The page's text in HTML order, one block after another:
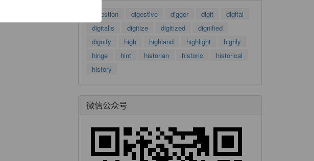
digestion digestive digger digit
digital
digitalis
digitize digitized
dignified
dignify
high highland highlight
highly
hinge
hint historian historic
historical
history
微信公众号